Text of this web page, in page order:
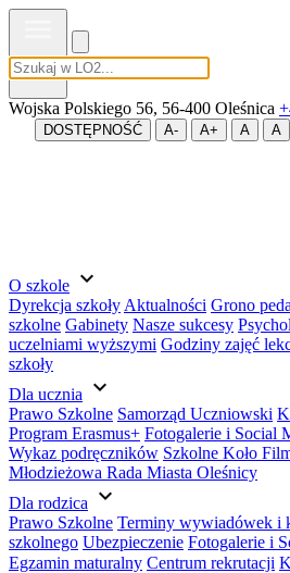
MENU
Wojska Polskiego 56, 56-400 Oleśnica
DOSTĘPNOŚĆ A- A+ A A
O szkole expand_more
Dyrekcja szkoły Aktualności Grono
szkolne Gabinety Nasze sukcesy
uczelniami wyższymi Godziny zajęć
szkoły
Dla ucznia
expand_more
Prawo Szkolne Samorząd Uczniowski
Program Erasmus+ Fotogalerie i Social
Wykaz podręczników Szkolne Koło
Młodzieżowa Rada Miasta Oleśnicy
Dla rodzica
expand_more
Prawo Szkolne Terminy wywiadówek i
szkolnego Ubezpieczenie Fotogalerie i
Egzamin maturalny Centrum rekrutacji